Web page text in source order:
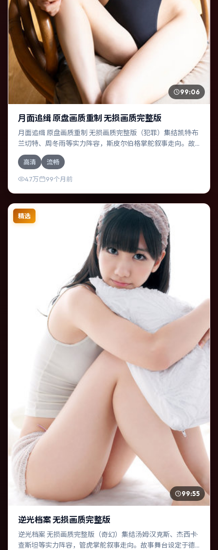
99:06
月面追缉 原盘画质重制 无损画质完整版
月面追缉 原盘画质重制 无损画质完整版（犯罪）集结凯特·布
兰切特、周冬雨等实力阵容，斯皮尔伯格掌舵叙事走向。故
事舞台设定于澳大利亚，围绕一次意外选择展开连锁反应；
配乐与色彩高度服务于主题，结尾留白耐人寻味。
高清 流畅
4.7万 99个月前
精选
99:55
逆光档案 无损画质完整版
逆光档案 无损画质完整版（奇幻）集结汤姆·汉克斯、杰西卡·
查斯坦等实力阵容，管虎掌舵叙事走向。故事舞台设定于德